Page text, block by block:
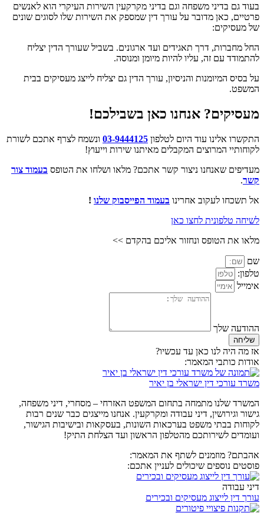
בעוד גם בדיני משפחה וגם בדיני מקרקעין השירות העיקרי הוא לאנשים
פרטיים, כאן מדובר על עורך דין שמספק את השירות שלו לסוגים שונים
של מעסיקים:
החל מחברות, דרך תאגידים ועד ארגונים. בשביל שעורך הדין יצליח
להתמודד עם זה, עליו להיות מיומן ומנוסה.
על בסיס המיומנות והניסיון, עורך הדין גם יצליח לייצג מעסיקים בבית
המשפט.
מעסיקים? אנחנו כאן בשבילכם!
התקשרו אלינו עוד היום לטלפון 03-9444125 ונשמח לצרף אתכם לשורת
לקוחותיי המרוצים המקבלים מאיתנו שירות וייעוץ!
מעדיפים שאנחנו ניצור קשר אתכם? מלאו ושלחו את הטופס בעמוד צור
קשר.
אל תשכחו לעקוב אחרינו בעמוד הפייסבוק שלנו !
לשיחה טלפונית לחצו כאן
מלאו את הטופס ונחזור אליכם בהקדם >>
שם
טלפון:
אימייל
ההודעה שלך
שליחה
אז מה היה לנו כאן עד עכשיו?
אודות כותבי המאמר:
משרד עורכי דין ישראלי בן יאיר
המשרד שלנו מתמחה בתחום המשפט האזרחי – מסחרי, דיני משפחה,
גישור וגירושין, דיני עבודה ומקרקעין. אנחנו מייצגים כבר שנים רבות
לקוחות בבתי משפט בערכאות השונות, בעסקאות ובישיבות הגישור,
ועומדים לשירותכם מהטלפון הראשון ועד הצלחת התיק!
אהבתם? מוזמנים לשתף את המאמר:
פוסטים נוספים שיכולים לעניין אתכם:
דיני עבודה
עורך דין לייצוג מעסיקים ובכירים